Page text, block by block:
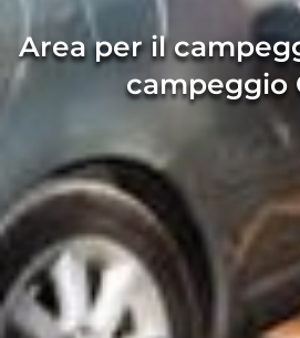
Area per il
campeggio